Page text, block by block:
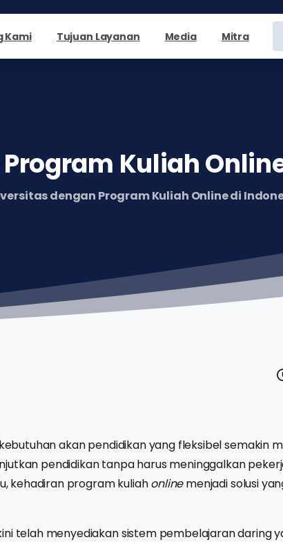
Kami Tujuan Layanan Media Mitra
Program Kuliah
dengan Program Kuliah Online di
akan pendidikan yang fleksibel semakin
pendidikan tanpa harus meninggalkan
kehadiran program kuliahonlinemenjadi solusi
telah menyediakan sistem pembelajaran daring